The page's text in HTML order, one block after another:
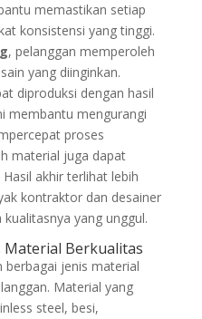
memastikan setiap
konsistensi yang tinggi.
, pelanggan memperoleh
yang diinginkan.
diproduksi dengan hasil
membantu mengurangi
proses
material juga dapat
akhir terlihat lebih
kontraktor dan desainer
yang unggul.
Material Berkualitas
jenis material
Material yang
steel, besi,